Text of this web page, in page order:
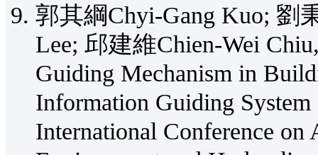
郭其綱Chyi-Gang Kuo; 劉
Lee; 邱建維Chien-Wei
Guiding Mechanism in
Information Guiding
International Conference